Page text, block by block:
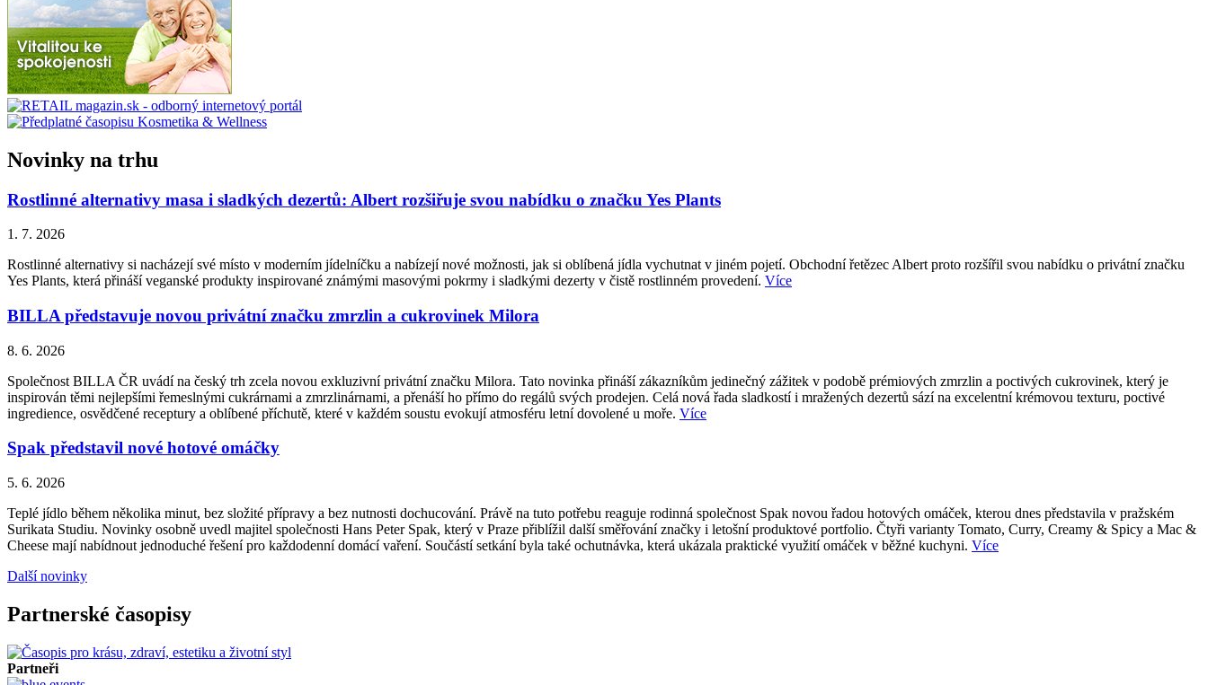
Novinky na trhu
Rostlinné alternativy masa i sladkých dezertů: Albert rozšiřuje svou nabídku o značku Yes Plants
1. 7. 2026
Rostlinné alternativy si nacházejí své místo v moderním jídelníčku a nabízejí nové možnosti, jak si oblíbená jídla vychutnat v jiném pojetí. Obchodní řetězec Albert proto rozšířil svou nabídku o privátní značku
Yes Plants, která přináší veganské produkty inspirované známými masovými pokrmy i sladkými dezerty v čistě rostlinném provedení. Více
BILLA představuje novou privátní značku zmrzlin a cukrovinek Milora
8. 6. 2026
Společnost BILLA ČR uvádí na český trh zcela novou exkluzivní privátní značku Milora. Tato novinka přináší zákazníkům jedinečný zážitek v podobě prémiových zmrzlin a poctivých cukrovinek, který je
inspirován těmi nejlepšími řemeslnými cukrárnami a zmrzlinárnami, a přenáší ho přímo do regálů svých prodejen. Celá nová řada sladkostí i mražených dezertů sází na excelentní krémovou texturu, poctivé
ingredience, osvědčené receptury a oblíbené příchutě, které v každém soustu evokují atmosféru letní dovolené u moře. Více
Spak představil nové hotové omáčky
5. 6. 2026
Teplé jídlo během několika minut, bez složité přípravy a bez nutnosti dochucování. Právě na tuto potřebu reaguje rodinná společnost Spak novou řadou hotových omáček, kterou dnes představila v pražském
Surikata Studiu. Novinky osobně uvedl majitel společnosti Hans Peter Spak, který v Praze přiblížil další směřování značky i letošní produktové portfolio. Čtyři varianty Tomato, Curry, Creamy & Spicy a Mac &
Cheese mají nabídnout jednoduché řešení pro každodenní domácí vaření. Součástí setkání byla také ochutnávka, která ukázala praktické využití omáček v běžné kuchyni. Více
Další novinky
Partnerské časopisy
Partneři